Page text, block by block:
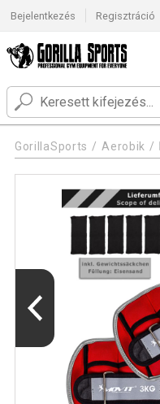
Bejelentkezés Regisztráció
GorillaSports Aerobik